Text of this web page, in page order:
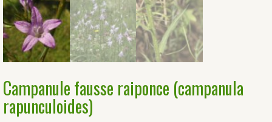
Campanule fausse raiponce (campanula
rapunculoides)